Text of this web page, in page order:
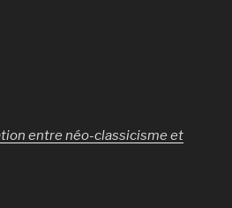
entre néo-classicisme et